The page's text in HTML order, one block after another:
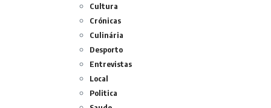
Cultura
Crónicas
Culinária
Desporto
Entrevistas
Local
Politica